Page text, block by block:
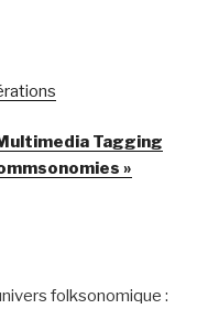
Tagging
»
folksonomique :